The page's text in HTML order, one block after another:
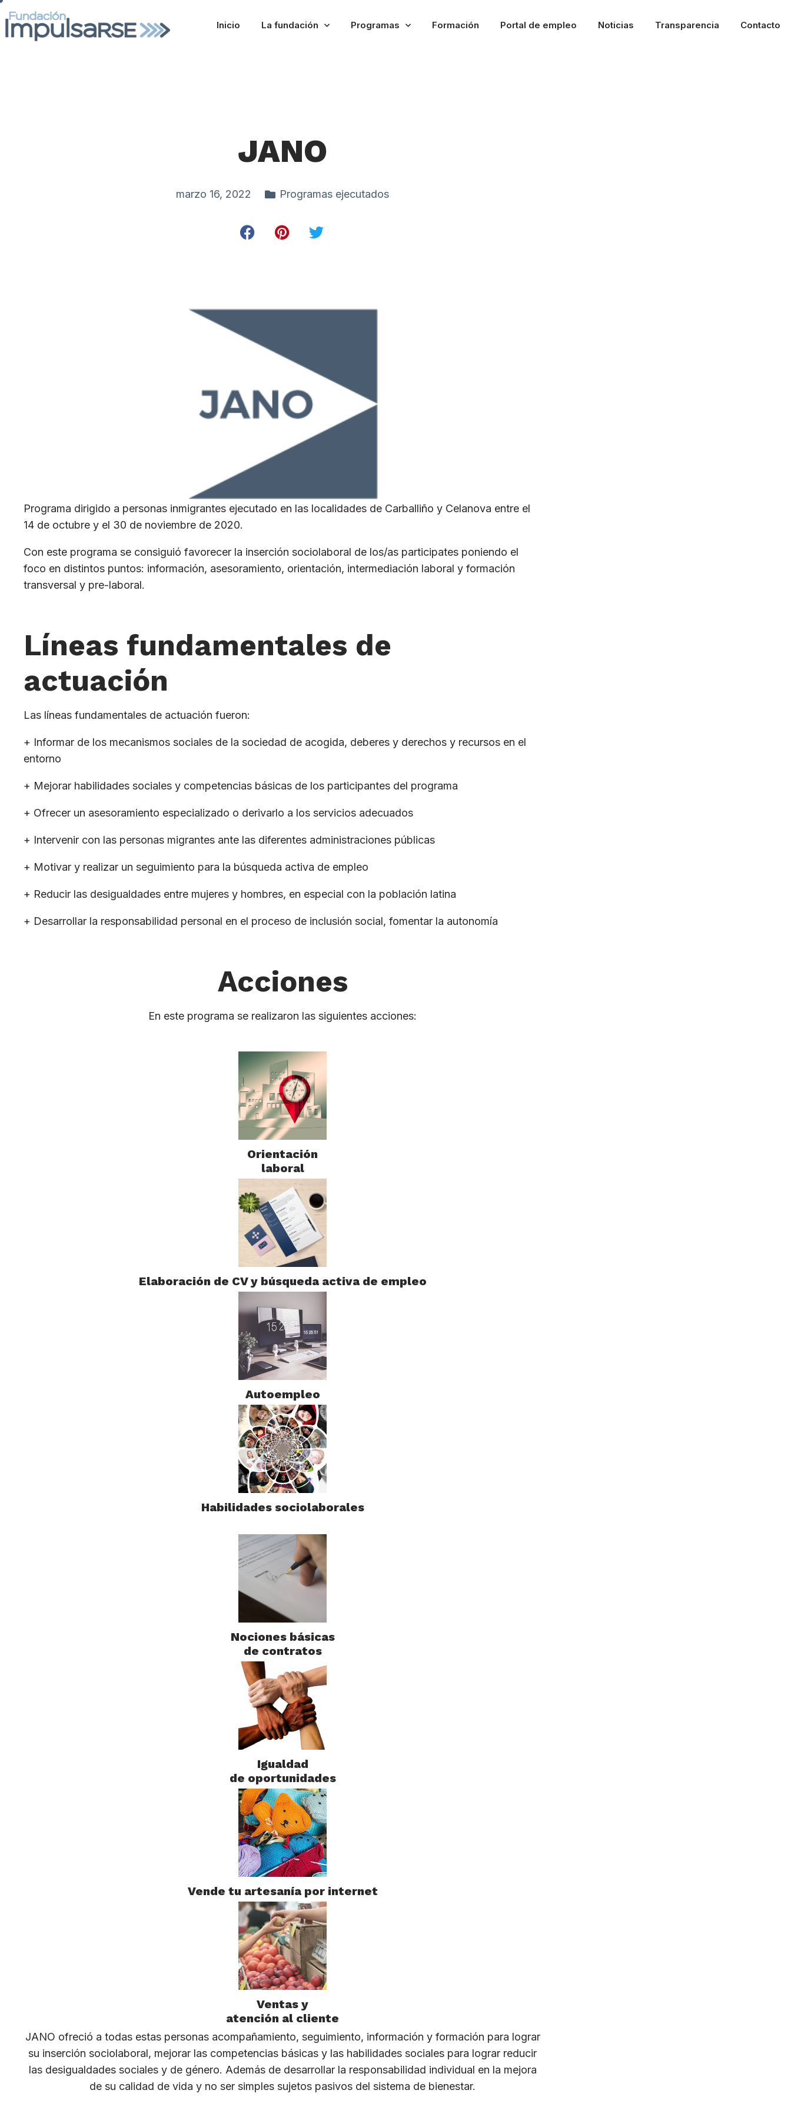
Inicio La fundación Programas Formación Portal de empleo Noticias Transparencia Contacto
JANO
marzo 16, 2022 Programas ejecutados
Programa dirigido a personas inmigrantes ejecutado en las localidades de Carballiño y Celanova entre el
14 de octubre y el 30 de noviembre de 2020.
Con este programa se consiguió favorecer la inserción sociolaboral de los/as participates poniendo el
foco en distintos puntos: información, asesoramiento, orientación, intermediación laboral y formación
transversal y pre-laboral.
Líneas fundamentales de
actuación
Las líneas fundamentales de actuación fueron:
+ Informar de los mecanismos sociales de la sociedad de acogida, deberes y derechos y recursos en el
entorno
+ Mejorar habilidades sociales y competencias básicas de los participantes del programa
+ Ofrecer un asesoramiento especializado o derivarlo a los servicios adecuados
+ Intervenir con las personas migrantes ante las diferentes administraciones públicas
+ Motivar y realizar un seguimiento para la búsqueda activa de empleo
+ Reducir las desigualdades entre mujeres y hombres, en especial con la población latina
+ Desarrollar la responsabilidad personal en el proceso de inclusión social, fomentar la autonomía
Acciones
En este programa se realizaron las siguientes acciones:
Orientación
laboral
Elaboración de CV y búsqueda activa de empleo
Autoempleo
Habilidades sociolaborales
Nociones básicas
de contratos
Igualdad
de oportunidades
Vende tu artesanía por internet
Ventas y
atención al cliente
JANO ofreció a todas estas personas acompañamiento, seguimiento, información y formación para lograr
su inserción sociolaboral, mejorar las competencias básicas y las habilidades sociales para lograr reducir
las desigualdades sociales y de género. Además de desarrollar la responsabilidad individual en la mejora
de su calidad de vida y no ser simples sujetos pasivos del sistema de bienestar.